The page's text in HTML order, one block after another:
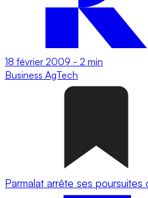
18 février 2009 - 2 min
Business AgTech
Parmalat arrête ses